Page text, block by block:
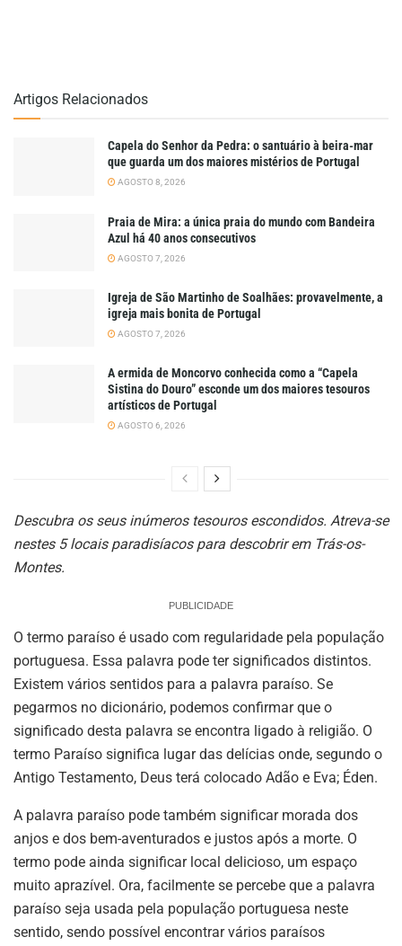
Artigos Relacionados
Capela do Senhor da Pedra: o santuário à beira-mar
que guarda um dos maiores mistérios de Portugal
AGOSTO 8, 2026
Praia de Mira: a única praia do mundo com Bandeira
Azul há 40 anos consecutivos
AGOSTO 7, 2026
Igreja de São Martinho de Soalhães: provavelmente, a
igreja mais bonita de Portugal
AGOSTO 7, 2026
A ermida de Moncorvo conhecida como a “Capela
Sistina do Douro” esconde um dos maiores tesouros
artísticos de Portugal
AGOSTO 6, 2026
Descubra os seus inúmeros tesouros escondidos. Atreva-se
nestes 5 locais paradisíacos para descobrir em Trás-os-
Montes.
PUBLICIDADE
O termo paraíso é usado com regularidade pela população
portuguesa. Essa palavra pode ter significados distintos.
Existem vários sentidos para a palavra paraíso. Se
pegarmos no dicionário, podemos confirmar que o
significado desta palavra se encontra ligado à religião. O
termo Paraíso significa lugar das delícias onde, segundo o
Antigo Testamento, Deus terá colocado Adão e Eva; Éden.
A palavra paraíso pode também significar morada dos
anjos e dos bem-aventurados e justos após a morte. O
termo pode ainda significar local delicioso, um espaço
muito aprazível. Ora, facilmente se percebe que a palavra
paraíso seja usada pela população portuguesa neste
sentido, sendo possível encontrar vários paraísos